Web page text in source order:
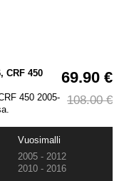
69.90 €
108.00 €
CRF 450
450 2005-
Vuosimalli
2005 - 2012
2010 - 2016